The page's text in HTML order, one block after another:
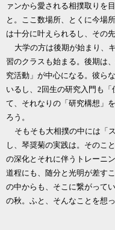
ァンから愛される相撲取りを
と。ここ数場所、とくに今場
は十分に叶えられるし、その
大学の方は後期が始まり、
習のクラスも始まる。後期は
究活動」が中心になる。彼ら
いるし、 2 回生の研究入門も
て、それなりの「研究構想」
ろう。
そもそも大相撲の中には「
し、琴奨菊の実践は。そのこ
の深化とそれに伴うトレーニ
道程にも、随分と光明が差す
の中からも、そこに繋がって
の秋。ふと、そんなことを想